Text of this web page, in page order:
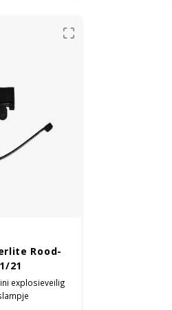
Rood-
21
explosieveilig